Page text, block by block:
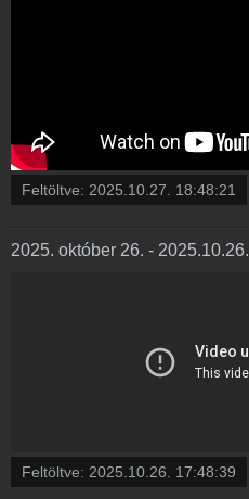
Feltöltve: 2025.10.27. 18:48:21
2025. október 26. - 2025.10.26.
Feltöltve: 2025.10.26. 17:48:39